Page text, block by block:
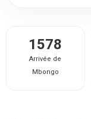
1578
Arrivée de
Mbongo